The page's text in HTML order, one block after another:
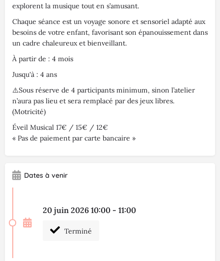
explorent la musique tout en s’amusant.
Chaque séance est un voyage sonore et sensoriel adapté aux
besoins de votre enfant, favorisant son épanouissement dans
un cadre chaleureux et bienveillant.
À partir de : 4 mois
Jusqu'à : 4 ans
⚠️Sous réserve de 4 participants minimum, sinon l’atelier
n’aura pas lieu et sera remplacé par des jeux libres.
(Motricité)
Éveil Musical 17€ / 15€ / 12€
« Pas de paiement par carte bancaire »
Dates à venir
20 juin 2026 10:00 - 11:00
Terminé